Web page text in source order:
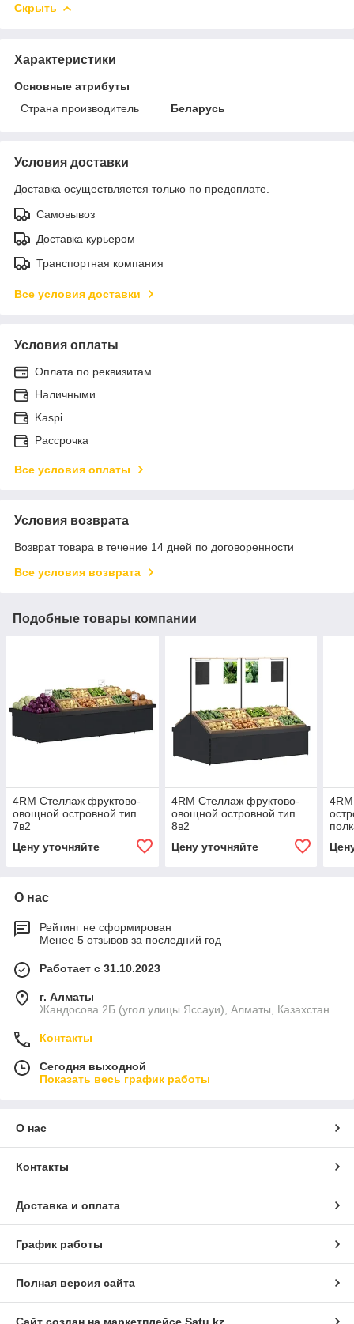
Скрыть
Характеристики
Основные атрибуты
Страна производитель
Беларусь
Условия доставки
Доставка осуществляется только по предоплате.
Самовывоз
Доставка курьером
Транспортная компания
Все условия доставки
Условия оплаты
Оплата по реквизитам
Наличными
Kaspi
Рассрочка
Все условия оплаты
Условия возврата
Возврат товара в течение 14 дней по договоренности
Все условия возврата
Подобные товары компании
4RM Стеллаж фруктово-
овощной островной тип
7в2
Цену уточняйте
4RM Стеллаж фруктово-
овощной островной тип
8в2
Цену уточняйте
О нас
Рейтинг не сформирован
Менее 5 отзывов за последний год
Работает с 31.10.2023
г. Алматы
Жандосова 2Б (угол улицы Яссауи), Алматы, Казахстан
Контакты
Сегодня выходной
Показать весь график работы
О нас
Контакты
Доставка и оплата
График работы
Полная версия сайта